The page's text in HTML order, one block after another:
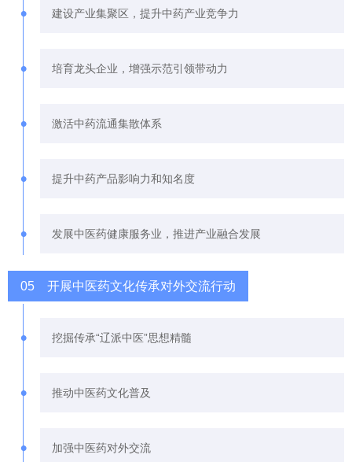
• 建设产业集聚区，提升中药产业竞争力
• 培育龙头企业，增强示范引领带动力
• 激活中药流通集散体系
• 提升中药产品影响力和知名度
• 发展中医药健康服务业，推进产业融合发展
05 开展中医药文化传承对外交流行动
• 挖掘传承“辽派中医”思想精髓
• 推动中医药文化普及
• 加强中医药对外交流